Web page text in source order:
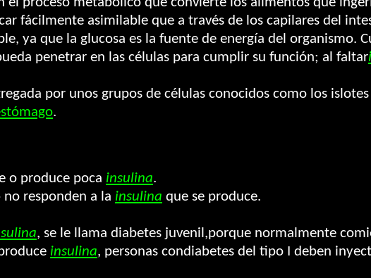
fácilmente asimilable que a través de los capilares del
ya que la glucosa es la fuente de energía del organismo.
penetrar en las células para cumplir su función; al faltar
por unos grupos de células conocidos como los
.
o produce poca insulina.
no responden a la insulina que se produce.
, se le llama diabetes juvenil,porque normalmente
insulina, personas condiabetes del tipo I deben